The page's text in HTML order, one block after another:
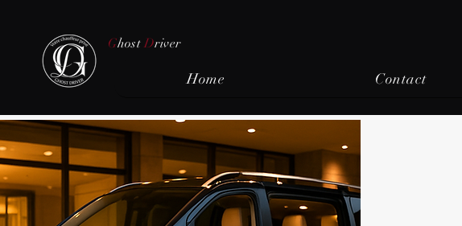
Ghost Driver
Home Contact